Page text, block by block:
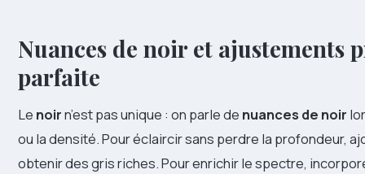
Nuances de noir et ajustements
parfaite
Le noirn’est pas unique : on parle de nuances de noir
ou la densité. Pour éclaircir sans perdre la profondeur,
obtenir des gris riches. Pour enrichir le spectre,